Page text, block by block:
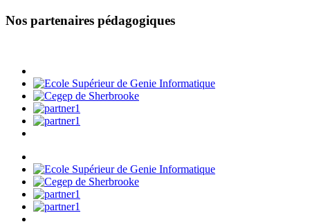
Nos partenaires pédagogiques